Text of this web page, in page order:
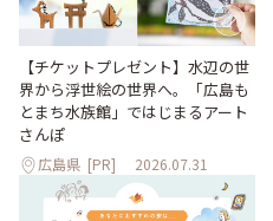
【チケットプレゼント】水辺の世
界から浮世絵の世界へ。「広島も
とまち水族館」ではじまるアート
さんぽ
広島県 [PR] 2026.07.31